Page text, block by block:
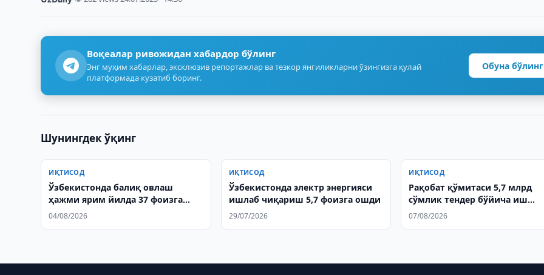
Воқеалар ривожидан хабардор бўлинг
Энг муҳим хабарлар, эксклюзив репортажлар ва тезкор янгиликларни ўзингизга қулай
платформада кузатиб боринг.
Обуна бўлинг
Шунингдек ўқинг
ИҚТИСОД
Ўзбекистонда балиқ овлаш
ҳажми ярим йилда 37 фоизга
ошди
04/08/2026
ИҚТИСОД
Ўзбекистонда электр энергияси
ишлаб чиқариш 5,7 фоизга ошди
29/07/2026
ИҚТИСОД
Рақобат қўмитаси 5,7 млрд
сўмлик тендер бўйича иш
қўзғатди
07/08/2026